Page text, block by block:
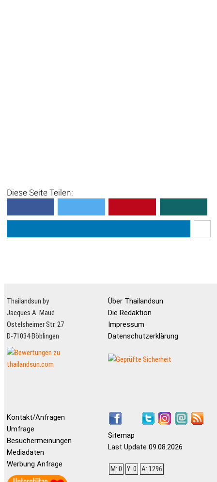
Diese Seite Teilen:
Thailandsun by
Jacques A. Maué
Ostelsheimer Str. 27
D-71034 Böblingen
Über Thailandsun
Die Redaktion
Impressum
Datenschutzerklärung
Kontakt/Anfragen
Umfrage
Besuchermeinungen
Mediadaten
Werbung Anfrage
Sitemap
Last Update 09.08.2026
M: 0 Y: 0 A: 1296